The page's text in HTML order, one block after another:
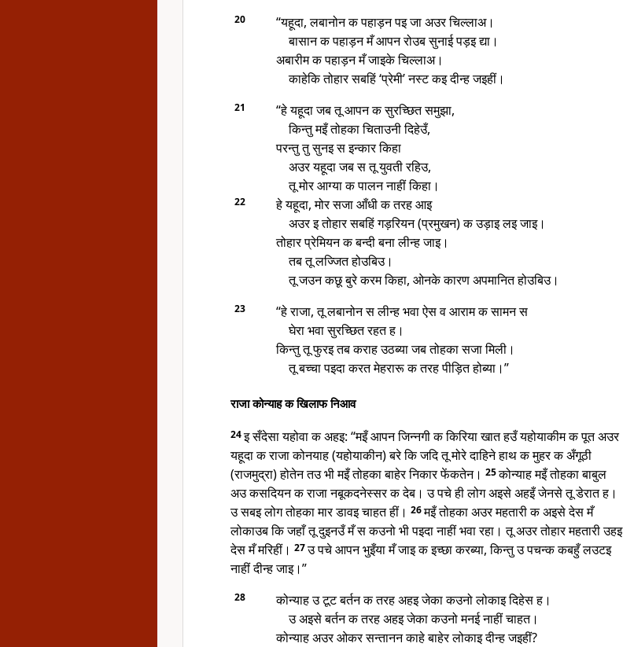
20
“यहूदा, लबानोन क पहाड़न पइ जा अउर चिल्लाअ।
बासान क पहाड़न मँ आपन रोउब सुनाई पड़इ द्या।
अबारीम क पहाड़न मँ जाइके चिल्लाअ।
काहेकि तोहार सबहिं ‘प्रेमी’ नस्ट कइ दीन्ह जइहीं।
21
“हे यहूदा जब तू आपन क सुरच्छित समुझा,
किन्तु मइँ तोहका चिताउनी दिहेउँ,
परन्तु तु सुनइ स इन्कार किहा
अउर यहूदा जब स तू युवती रहिउ,
तू मोर आग्या क पालन नाहीं किहा।
22
हे यहूदा, मोर सजा आँधी क तरह आइ
अउर इ तोहार सबहिं गड़रियन (प्रमुखन) क उड़ाइ लइ जाइ।
तोहार प्रेमियन क बन्दी बना लीन्ह जाइ।
तब तू लज्जित होउबिउ।
तू जउन कछू बुरे करम किहा, ओनके कारण अपमानित होउबिउ।
23
“हे राजा, तू लबानोन स लीन्ह भवा ऐस व आराम क सामन स
घेरा भवा सुरच्छित रहत ह।
किन्तु तू फुरइ तब कराह उठब्या जब तोहका सजा मिली।
तू बच्चा पइदा करत मेहरारू क तरह पीड़ित होब्या।”
राजा कोन्याह क खिलाफ निआव
24इ सँदेसा यहोवा क अहइ: “मइँ आपन जिन्नगी क किरिया खात हउँ यहोयाकीम क पूत अउर
यहूदा क राजा कोनयाह (यहोयाकीन) बरे कि जदि तू मोरे दाहिने हाथ क मुहर क अँगूठी
(राजमुद्रा) होतेन तउ भी मइँ तोहका बाहेर निकार फेंकतेन। 25कोन्याह मइँ तोहका बाबुल
अउ कसदियन क राजा नबूकदनेस्सर क देब। उ पचे ही लोग अइसे अहइँ जेनसे तू डेरात ह।
उ सबइ लोग तोहका मार डावइ चाहत हीं। 26मइँ तोहका अउर महतारी क अइसे देस मँ
लोकाउब कि जहाँ तू दुइनउँ मँ स कउनो भी पइदा नाहीं भवा रहा। तू अउर तोहार महतारी उहइ
देस मँ मरिहीं। 27उ पचे आपन भुइँया मँ जाइ क इच्छा करब्या, किन्तु उ पचन्क कबहुँ लउटइ
नाहीं दीन्ह जाइ।”
28
कोन्याह उ टूट बर्तन क तरह अहइ जेका कउनो लोकाइ दिहेस ह।
उ अइसे बर्तन क तरह अहइ जेका कउनो मनई नाहीं चाहत।
कोन्याह अउर ओकर सन्तानन काहे बाहेर लोकाइ दीन्ह जइहीं?